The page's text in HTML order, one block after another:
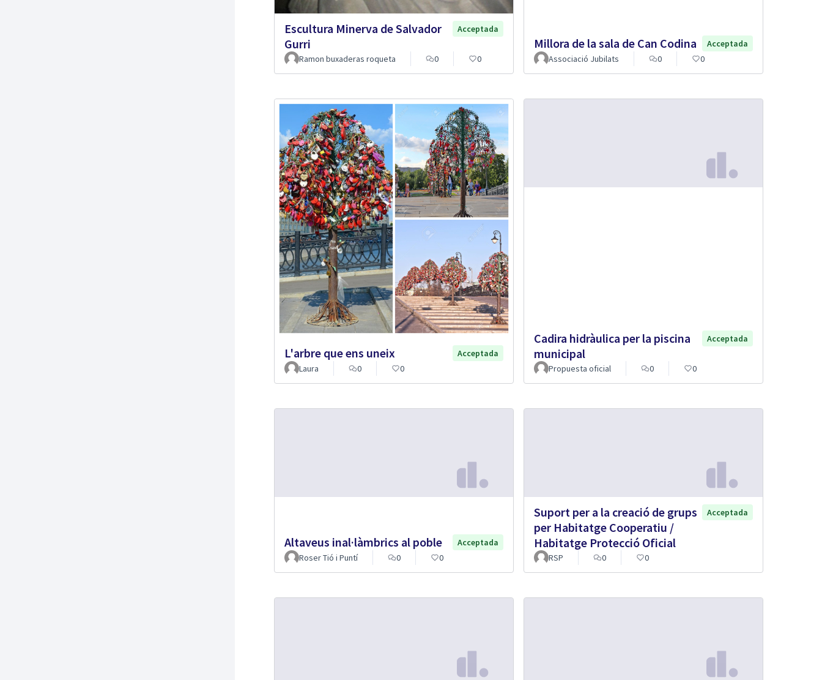
Escultura Minerva de Salvador
Gurri
Acceptada
Ramon buxaderas roqueta 0 0
Millora de la sala de Can Codina
Acceptada
Associació Jubilats
0 0
L'arbre que ens uneix
Acceptada
Laura
0 0
Cadira hidràulica per la piscina
municipal
Acceptada
Propuesta oficial 0 0
Altaveus inal·làmbrics al poble
Acceptada
Roser Tió i Puntí
0 0
Suport per a la creació de grups
per Habitatge Cooperatiu /
Habitatge Protecció Oficial
Acceptada
RSP 0 0